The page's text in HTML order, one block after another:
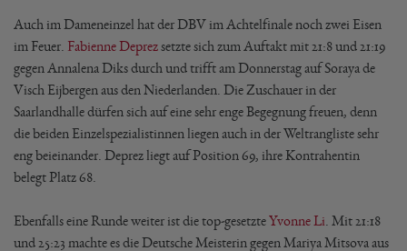
Auch im Dameneinzel hat der DBV im Achtelfinale noch zwei Eisen
im Feuer. Fabienne Deprezsetzte sich zum Auftakt mit 21:8 und 21:19
gegen Annalena Diks durch und trifft am Donnerstag auf Soraya de
Visch Eijbergen aus den Niederlanden. Die Zuschauer in der
Saarlandhalle dürfen sich auf eine sehr enge Begegnung freuen, denn
die beiden Einzelspezialistinnen liegen auch in der Weltrangliste sehr
eng beieinander. Deprez liegt auf Position 69, ihre Kontrahentin
belegt Platz 68.
Ebenfalls eine Runde weiter ist die top-gesetzteYvonne Li . Mit 21:18
und 25:23 machte es die Deutsche Meisterin gegen Mariya Mitsova aus